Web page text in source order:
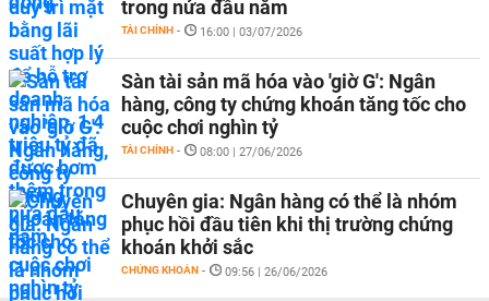
trong nửa đầu năm
TÀI CHÍNH - 16:00 | 03/07/2026
Sàn tài sản mã hóa vào 'giờ G': Ngân
hàng, công ty chứng khoán tăng tốc cho
cuộc chơi nghìn tỷ
TÀI CHÍNH - 08:00 | 27/06/2026
Chuyên gia: Ngân hàng có thể là nhóm
phục hồi đầu tiên khi thị trường chứng
khoán khởi sắc
CHỨNG KHOÁN - 09:56 | 26/06/2026